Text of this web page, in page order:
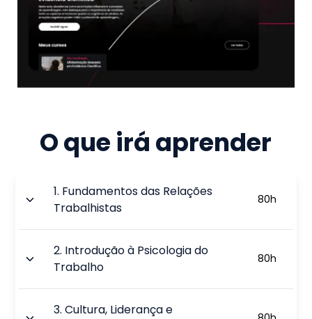
O que irá aprender
1. Fundamentos das Relações
Trabalhistas
80h
2. Introdução à Psicologia do
Trabalho
80h
3.Cultura, Liderança e